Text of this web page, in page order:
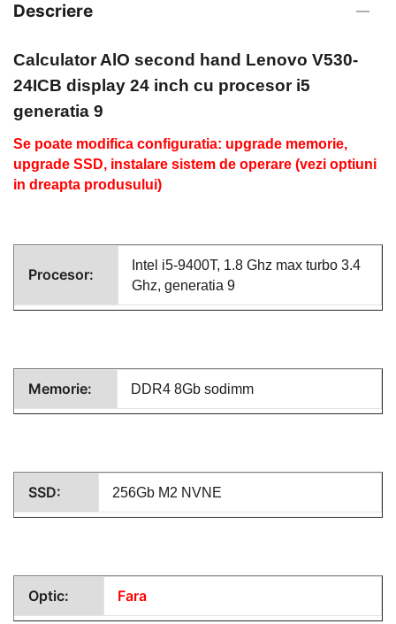
Descriere
Calculator AlO second hand Lenovo V530-
24ICB display 24 inch cu procesor i5
generatia 9
Se poate modifica configuratia: upgrade memorie,
upgrade SSD, instalare sistem de operare (vezi optiuni
in dreapta produsului)
Procesor:
Intel i5-9400T, 1.8 Ghz max turbo 3.4
Ghz, generatia 9
Memorie: DDR4 8Gb sodimm
SSD: 256Gb M2 NVNE
Optic: Fara